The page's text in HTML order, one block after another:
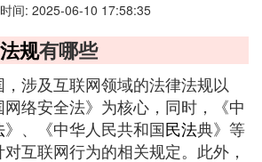
间: 2025-06-10 17:58:35
法规有哪些
涉及互联网领域的法律法规以
网络安全法》为核心，同时，《中
》、《中华人民共和国民法典》等
互联网行为的相关规定。此外，